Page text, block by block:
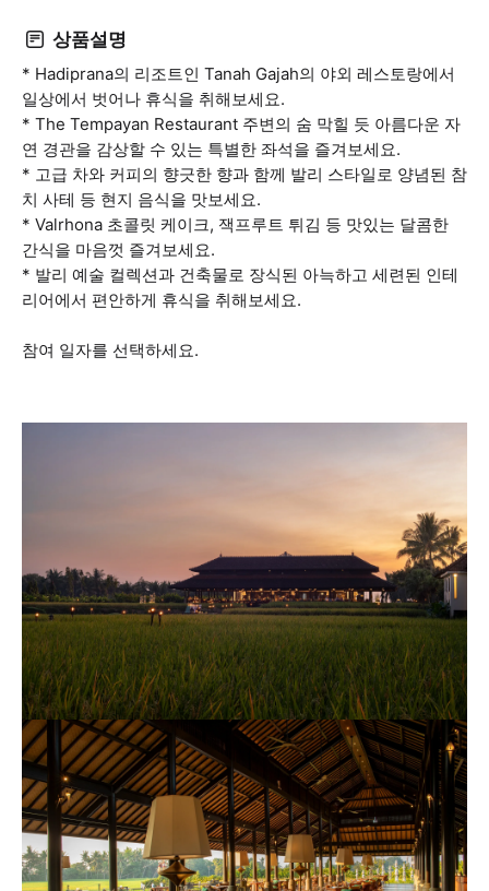
상품설명
* Hadiprana의 리조트인 Tanah Gajah의 야외 레스토랑에서
일상에서 벗어나 휴식을 취해보세요.
* The Tempayan Restaurant 주변의 숨 막힐 듯 아름다운 자
연 경관을 감상할 수 있는 특별한 좌석을 즐겨보세요.
* 고급 차와 커피의 향긋한 향과 함께 발리 스타일로 양념된 참
치 사테 등 현지 음식을 맛보세요.
* Valrhona 초콜릿 케이크, 잭프루트 튀김 등 맛있는 달콤한
간식을 마음껏 즐겨보세요.
* 발리 예술 컬렉션과 건축물로 장식된 아늑하고 세련된 인테
리어에서 편안하게 휴식을 취해보세요.
참여 일자를 선택하세요.